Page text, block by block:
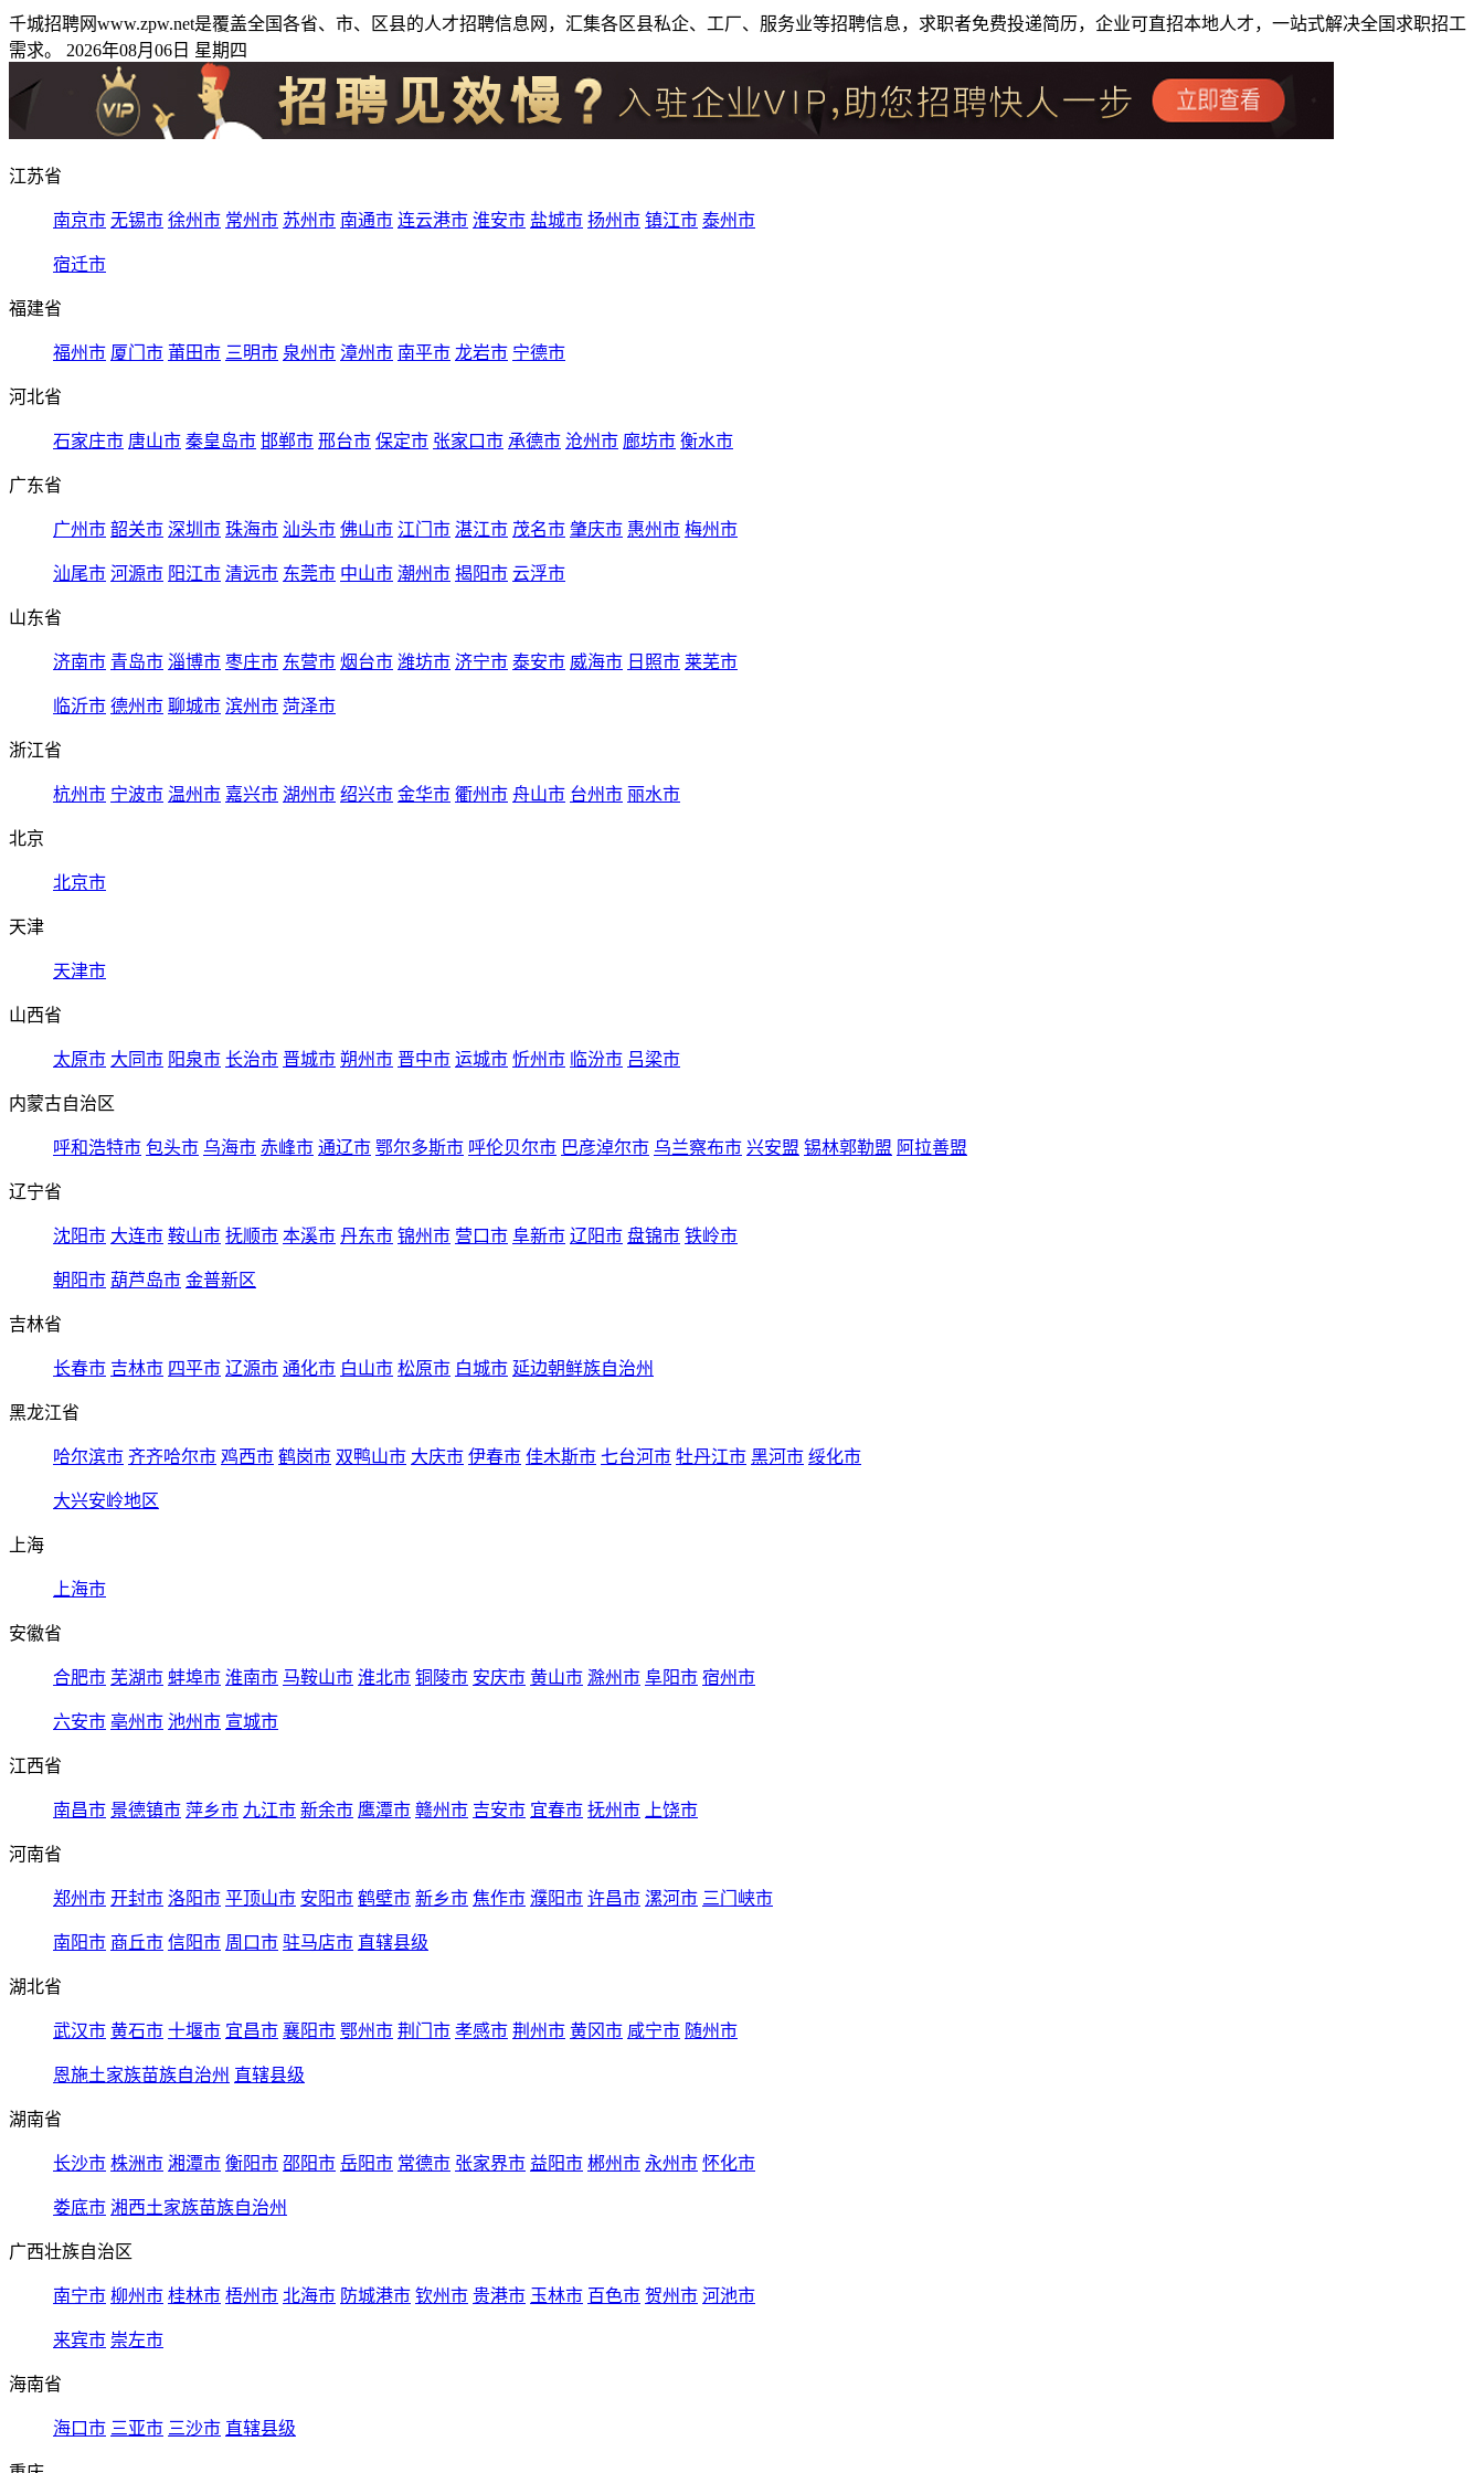
千城招聘网www.zpw.net是覆盖全国各省、市、区县的人才招聘信息网，汇集各区县私企、工厂、服务业等招聘信息，求职者免费投递简历，企业可直招本地人才，一站式解决全国求职招工
需求。 2026年08月06日 星期四
江苏省
南京市 无锡市 徐州市 常州市 苏州市 南通市 连云港市 淮安市 盐城市 扬州市 镇江市 泰州市
宿迁市
福建省
福州市 厦门市 莆田市 三明市 泉州市 漳州市 南平市 龙岩市 宁德市
河北省
石家庄市 唐山市 秦皇岛市 邯郸市 邢台市 保定市 张家口市 承德市 沧州市 廊坊市 衡水市
广东省
广州市 韶关市 深圳市 珠海市 汕头市 佛山市 江门市 湛江市 茂名市 肇庆市 惠州市 梅州市
汕尾市 河源市 阳江市 清远市 东莞市 中山市 潮州市 揭阳市 云浮市
山东省
济南市 青岛市 淄博市 枣庄市 东营市 烟台市 潍坊市 济宁市 泰安市 威海市 日照市 莱芜市
临沂市 德州市 聊城市 滨州市 菏泽市
浙江省
杭州市 宁波市 温州市 嘉兴市 湖州市 绍兴市 金华市 衢州市 舟山市 台州市 丽水市
北京
北京市
天津
天津市
山西省
太原市 大同市 阳泉市 长治市 晋城市 朔州市 晋中市 运城市 忻州市 临汾市 吕梁市
内蒙古自治区
呼和浩特市 包头市 乌海市 赤峰市 通辽市 鄂尔多斯市 呼伦贝尔市 巴彦淖尔市 乌兰察布市 兴安盟 锡林郭勒盟 阿拉善盟
辽宁省
沈阳市 大连市 鞍山市 抚顺市 本溪市 丹东市 锦州市 营口市 阜新市 辽阳市 盘锦市 铁岭市
朝阳市 葫芦岛市 金普新区
吉林省
长春市 吉林市 四平市 辽源市 通化市 白山市 松原市 白城市 延边朝鲜族自治州
黑龙江省
哈尔滨市 齐齐哈尔市 鸡西市 鹤岗市 双鸭山市 大庆市 伊春市 佳木斯市 七台河市 牡丹江市 黑河市 绥化市
大兴安岭地区
上海
上海市
安徽省
合肥市 芜湖市 蚌埠市 淮南市 马鞍山市 淮北市 铜陵市 安庆市 黄山市 滁州市 阜阳市 宿州市
六安市 亳州市 池州市 宣城市
江西省
南昌市 景德镇市 萍乡市 九江市 新余市 鹰潭市 赣州市 吉安市 宜春市 抚州市 上饶市
河南省
郑州市 开封市 洛阳市 平顶山市 安阳市 鹤壁市 新乡市 焦作市 濮阳市 许昌市 漯河市 三门峡市
南阳市 商丘市 信阳市 周口市 驻马店市 直辖县级
湖北省
武汉市 黄石市 十堰市 宜昌市 襄阳市 鄂州市 荆门市 孝感市 荆州市 黄冈市 咸宁市 随州市
恩施土家族苗族自治州 直辖县级
湖南省
长沙市 株洲市 湘潭市 衡阳市 邵阳市 岳阳市 常德市 张家界市 益阳市 郴州市 永州市 怀化市
娄底市 湘西土家族苗族自治州
广西壮族自治区
南宁市 柳州市 桂林市 梧州市 北海市 防城港市 钦州市 贵港市 玉林市 百色市 贺州市 河池市
来宾市 崇左市
海南省
海口市 三亚市 三沙市 直辖县级